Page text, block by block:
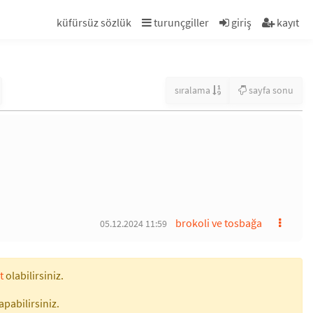
küfürsüz sözlük turunçgiller giriş kayıt
sıralama sayfa sonu
brokoli ve tosbağa
05.12.2024 11:59
olabilirsiniz.